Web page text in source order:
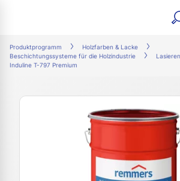
Produktprogramm
Holzfarben & Lacke
Beschichtungssysteme für die Holzindustrie
Induline T-797 Premium